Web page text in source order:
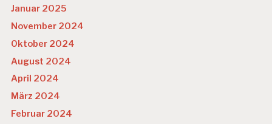
Januar 2025
November 2024
Oktober 2024
August 2024
April 2024
März 2024
Februar 2024